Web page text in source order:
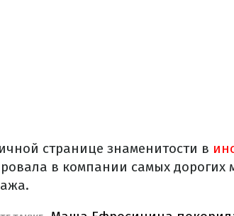
странице знаменитости в
в компании самых